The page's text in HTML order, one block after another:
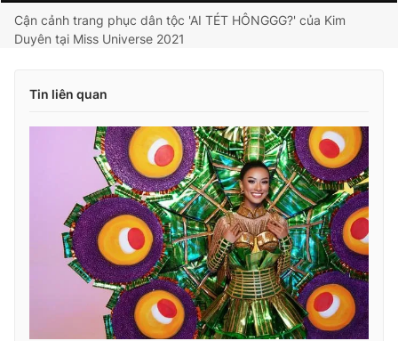
Time
Cận cảnh trang phục dân tộc 'AI TÉT HÔNGGG?' của Kim
Duyên tại Miss Universe 2021
Tin liên quan